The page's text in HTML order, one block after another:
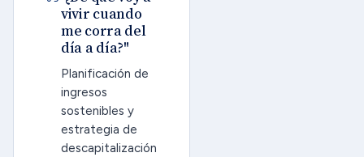
vivir cuando
me corra del
día a día?"
Planificación de
ingresos
sostenibles y
estrategia de
descapitalización